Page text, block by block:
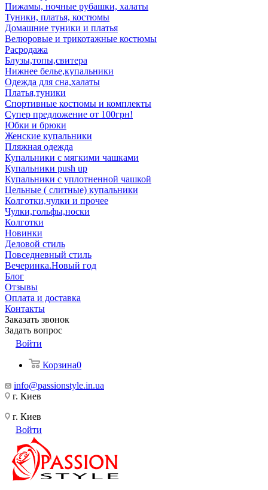
Пижамы, ночные рубашки, халаты
Туники, платья, костюмы
Домашние туники и платья
Велюровые и трикотажные костюмы
Расродажа
Блузы,топы,свитера
Нижнее белье,купальники
Одежда для сна,халаты
Платья,туники
Спортивные костюмы и комплекты
Супер предложение от 100грн!
Юбки и брюки
Женские купальники
Пляжная одежда
Купальники с мягкими чашками
Купальники push up
Купальники с уплотненной чашкой
Цельные ( слитные) купальники
Колготки,чулки и прочее
Чулки,гольфы,носки
Колготки
Новинки
Деловой стиль
Повседневный стиль
Вечеринка.Новый год
Блог
Отзывы
Оплата и доставка
Контакты
Заказать звонок
Задать вопрос
Войти
Корзина0
info@passionstyle.in.ua
г. Киев
г. Киев
Войти